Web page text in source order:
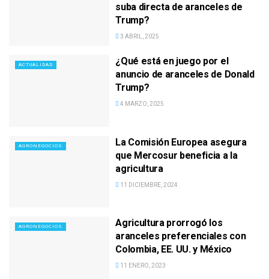
suba directa de aranceles de
Trump?
3 ABRIL, 2025
ACTUALIDAD
¿Qué está en juego por el
anuncio de aranceles de Donald
Trump?
4 MARZO, 2025
AGRONEGOCIOS
La Comisión Europea asegura
que Mercosur beneficia a la
agricultura
11 DICIEMBRE, 2024
AGRONEGOCIOS
Agricultura prorrogó los
aranceles preferenciales con
Colombia, EE. UU. y México
11 ENERO, 2023